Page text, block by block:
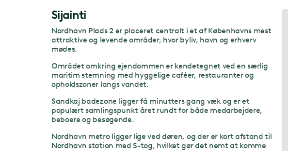
Sijainti
Nordhavn Plads 2 er placeret centralt i et af Københavns mest
attraktive og levende områder, hvor byliv, havn og erhverv
mødes.
Området omkring ejendommen er kendetegnet ved en særlig
maritim stemning med hyggelige caféer, restauranter og
opholdszoner langs vandet.
Sandkaj badezone ligger få minutters gang væk og er et
populært samlingspunkt året rundt for både medarbejdere,
beboere og besøgende.
Nordhavn metro ligger lige ved døren, og der er kort afstand til
Nordhavn station med S-tog, hvilket gør det nemt at komme